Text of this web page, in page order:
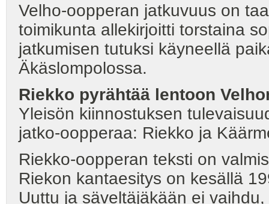
Velho-oopperan jatkuvuus on
toimikunta allekirjoitti torstaina
jatkumisen tutuksi käyneellä
Äkäslompolossa.
Riekko pyrähtää lentoon
Yleisön kiinnostuksen
jatko-oopperaa: Riekko ja
Riekko-oopperan teksti on
Riekon kantaesitys on kesällä
Uuttu ja säveltäjäkään ei